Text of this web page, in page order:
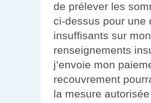
de prélever les
ci-dessus pour une
insuffisants sur
renseignements
j’envoie mon
recouvrement
la mesure